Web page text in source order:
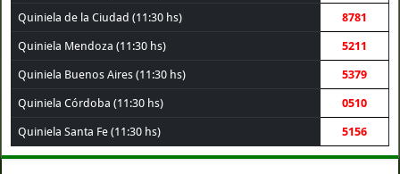
Quiniela de la Ciudad (11:30 hs) 8781
Quiniela Mendoza (11:30 hs) 5211
Quiniela Buenos Aires (11:30 hs) 5379
Quiniela Córdoba (11:30 hs) 0510
Quiniela Santa Fe (11:30 hs) 5156